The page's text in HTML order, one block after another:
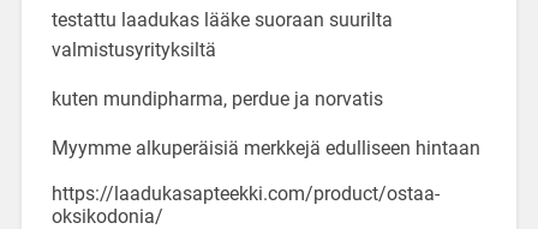
testattu laadukas lääke suoraan suurilta
valmistusyrityksiltä
kuten mundipharma, perdue ja norvatis
Myymme alkuperäisiä merkkejä edulliseen hintaan
https://laadukasapteekki.com/product/ostaa-
oksikodonia/